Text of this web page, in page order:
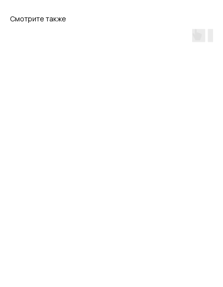
Смотрите также